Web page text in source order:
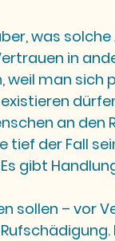
was
in
weil man sich
an den
der Fall
gibt
sollen – vor